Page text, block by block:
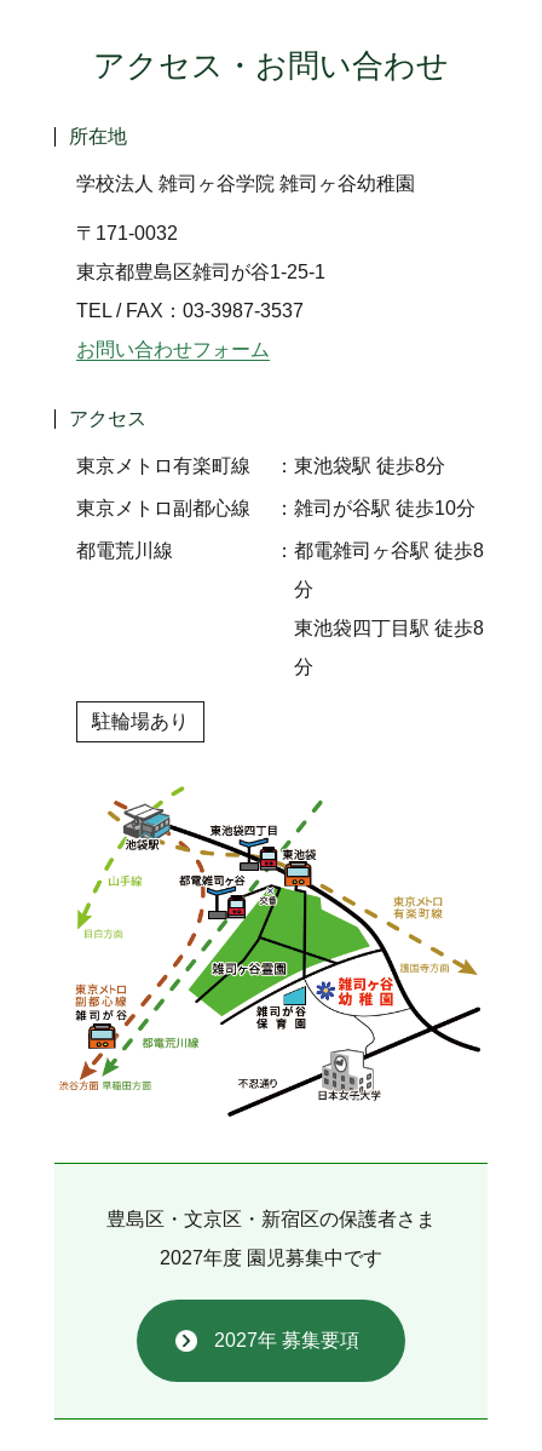
アクセス・お問い合わせ
所在地
学校法人 雑司ヶ谷学院 雑司ヶ谷幼稚園
〒171-0032
東京都豊島区雑司が谷1-25-1
TEL / FAX：03-3987-3537
お問い合わせフォーム
アクセス
東京メトロ有楽町線 東池袋駅 徒歩8分
東京メトロ副都心線 雑司が谷駅 徒歩10分
都電荒川線
都電雑司ヶ谷駅 徒歩8
分
東池袋四丁目駅 徒歩8
分
駐輪場あり
豊島区・文京区・新宿区の保護者さま
2027年度 園児募集中です
2027年 募集要項